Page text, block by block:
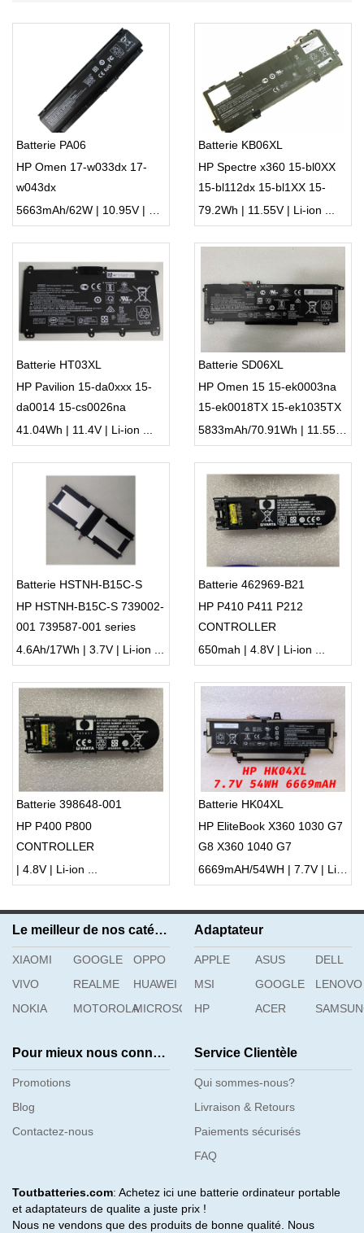
Batterie PA06
HP Omen 17-w033dx 17-
w043dx
5663mAh/62W | 10.95V | Li-ion ...
Batterie KB06XL
HP Spectre x360 15-bl0XX
15-bl112dx 15-bl1XX 15-
bl012dx
79.2Wh | 11.55V | Li-ion ...
Batterie HT03XL
HP Pavilion 15-da0xxx 15-
da0014 15-cs0026na
41.04Wh | 11.4V | Li-ion ...
Batterie SD06XL
HP Omen 15 15-ek0003na
15-ek0018TX 15-ek1035TX
15-ek0025tx
5833mAh/70.91Wh | 11.55V | Li-ion ...
Batterie HSTNH-B15C-S
HP HSTNH-B15C-S 739002-
001 739587-001 series
4.6Ah/17Wh | 3.7V | Li-ion ...
Batterie 462969-B21
HP P410 P411 P212
CONTROLLER
650mah | 4.8V | Li-ion ...
Batterie 398648-001
HP P400 P800
CONTROLLER
| 4.8V | Li-ion ...
Batterie HK04XL
HP EliteBook X360 1030 G7
G8 X360 1040 G7
6669mAH/54WH | 7.7V | Li-ion ...
Le meilleur de nos catégories
XIAOMI GOOGLE
OPPO
VIVO
REALME
HUAWEI
NOKIA
MOTOROLAMICROSOFT
Adaptateur
APPLE ASUS
DELL
MSI
GOOGLE
LENOVO
HP
ACER
Pour mieux nous connaître
Promotions
Blog
Contactez-nous
Service Clientèle
Qui sommes-nous?
Livraison & Retours
Paiements sécurisés
FAQ
Toutbatteries.com: Achetez ici une batterie ordinateur portable
et adaptateurs de qualite a juste prix !
Nous ne vendons que des produits de bonne qualité. Nous